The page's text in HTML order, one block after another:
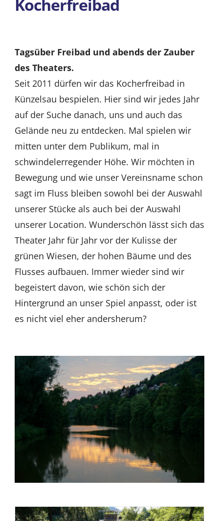
Partner
Kocherfreibad
Tagsüber Freibad und abends der Zauber
des Theaters.
Seit 2011 dürfen wir das Kocherfreibad in
Künzelsau bespielen. Hier sind wir jedes Jahr
auf der Suche danach, uns und auch das
Gelände neu zu entdecken. Mal spielen wir
mitten unter dem Publikum, mal in
schwindelerregender Höhe. Wir möchten in
Bewegung und wie unser Vereinsname schon
sagt im Fluss bleiben sowohl bei der Auswahl
unserer Stücke als auch bei der Auswahl
unserer Location. Wunderschön lässt sich das
Theater Jahr für Jahr vor der Kulisse der
grünen Wiesen, der hohen Bäume und des
Flusses aufbauen. Immer wieder sind wir
begeistert davon, wie schön sich der
Hintergrund an unser Spiel anpasst, oder ist
es nicht viel eher andersherum?